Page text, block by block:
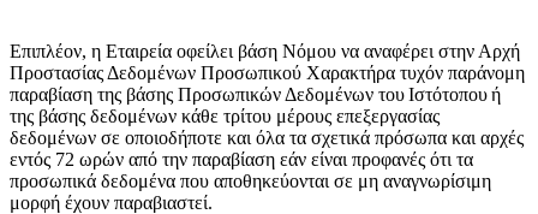
Επιπλέον, η Εταιρεία οφείλει βάση Νόμου να αναφέρει στην Αρχή
Προστασίας Δεδομένων Προσωπικού Χαρακτήρα τυχόν παράνομη
παραβίαση της βάσης Προσωπικών Δεδομένων του Ιστότοπου ή
της βάσης δεδομένων κάθε τρίτου μέρους επεξεργασίας
δεδομένων σε οποιοδήποτε και όλα τα σχετικά πρόσωπα και αρχές
εντός 72 ωρών από την παραβίαση εάν είναι προφανές ότι τα
προσωπικά δεδομένα που αποθηκεύονται σε μη αναγνωρίσιμη
μορφή έχουν παραβιαστεί.